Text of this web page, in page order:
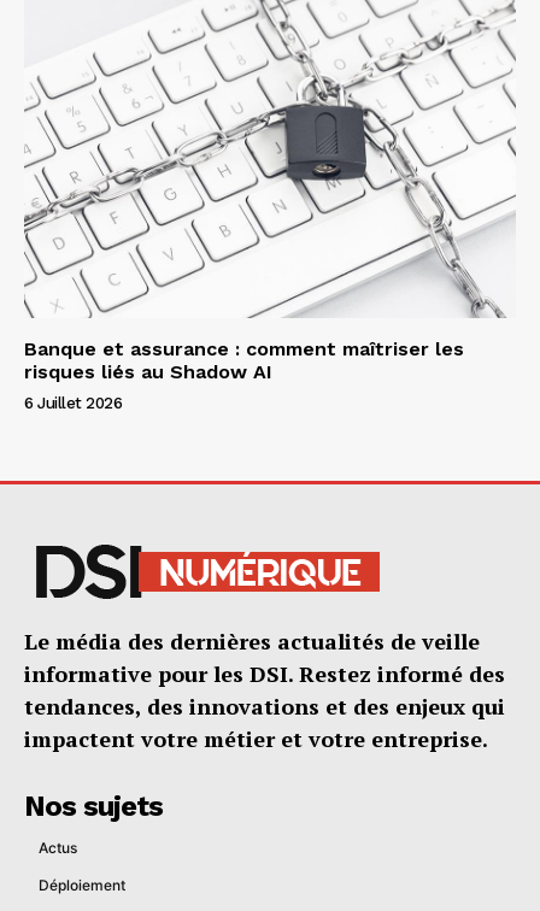
Banque et assurance : comment maîtriser les
risques liés au Shadow AI
6 Juillet 2026
Le média des dernières actualités de veille
informative pour les DSI. Restez informé des
tendances, des innovations et des enjeux qui
impactent votre métier et votre entreprise.
Nos sujets
Actus
Déploiement